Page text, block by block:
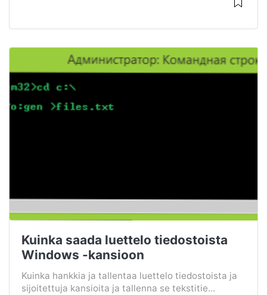
Kuinka saada luettelo tiedostoista
Windows -kansioon
Kuinka hankkia ja tallentaa luettelo tiedostoista ja
sijoitettuja kansioita ja tallenna se tekstitie...